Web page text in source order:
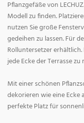
Pflanzgefäße von
Modell zu finden.
nutzen Sie große
gedeihen zu lassen. Für
Rolluntersetzer
jede Ecke der Terrasse zu
Mit einer schönen
dekorieren wie eine Ecke
perfekte Platz für